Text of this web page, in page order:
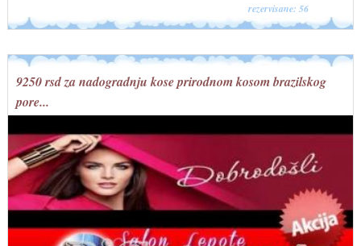
rezervisane: 56
9250 rsd za nadogradnju kose prirodnom kosom brazilskog
pore...